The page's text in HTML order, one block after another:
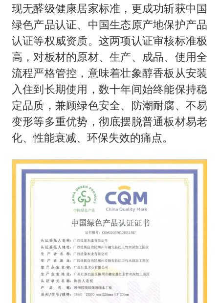
现无醛级健康居家标准，更成功斩获中国
绿色产品认证、中国生态原产地保护产品
认证等权威资质。这两项认证审核标准极
高，对板材的原材、生产、成品、使用全
流程严格管控，意味着壮象醇香板从安装
入住到长期使用，数十年间始终能保持稳
定品质，兼顾绿色安全、防潮耐腐、不易
变形等多重优势，彻底摆脱普通板材易老
化、性能衰减、环保失效的痛点。